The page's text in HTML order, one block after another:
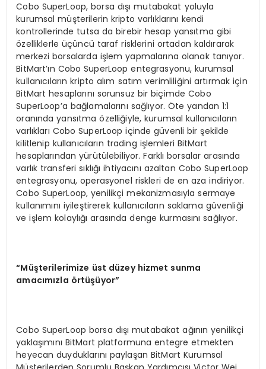
Cobo SuperLoop, borsa dışı mutabakat yoluyla
kurumsal müşterilerin kripto varlıklarını kendi
kontrollerinde tutsa da birebir hesap yansıtma gibi
özelliklerle üçüncü taraf risklerini ortadan kaldırarak
merkezi borsalarda işlem yapmalarına olanak tanıyor.
BitMart’ın Cobo SuperLoop entegrasyonu, kurumsal
kullanıcıların kripto alım satım verimliliğini artırmak için
BitMart hesaplarını sorunsuz bir biçimde Cobo
SuperLoop’a bağlamalarını sağlıyor. Öte yandan 1:1
oranında yansıtma özelliğiyle, kurumsal kullanıcıların
varlıkları Cobo SuperLoop içinde güvenli bir şekilde
kilitlenip kullanıcıların trading işlemleri BitMart
hesaplarından yürütülebiliyor. Farklı borsalar arasında
varlık transferi sıklığı ihtiyacını azaltan Cobo SuperLoop
entegrasyonu, operasyonel riskleri de en aza indiriyor.
Cobo SuperLoop, yenilikçi mekanizmasıyla sermaye
kullanımını iyileştirerek kullanıcıların saklama güvenliği
ve işlem kolaylığı arasında denge kurmasını sağlıyor.
“Müşterilerimize üst düzey hizmet sunma
amacımızla örtüşüyor”
Cobo SuperLoop borsa dışı mutabakat ağının yenilikçi
yaklaşımını BitMart platformuna entegre etmekten
heyecan duyduklarını paylaşan BitMart Kurumsal